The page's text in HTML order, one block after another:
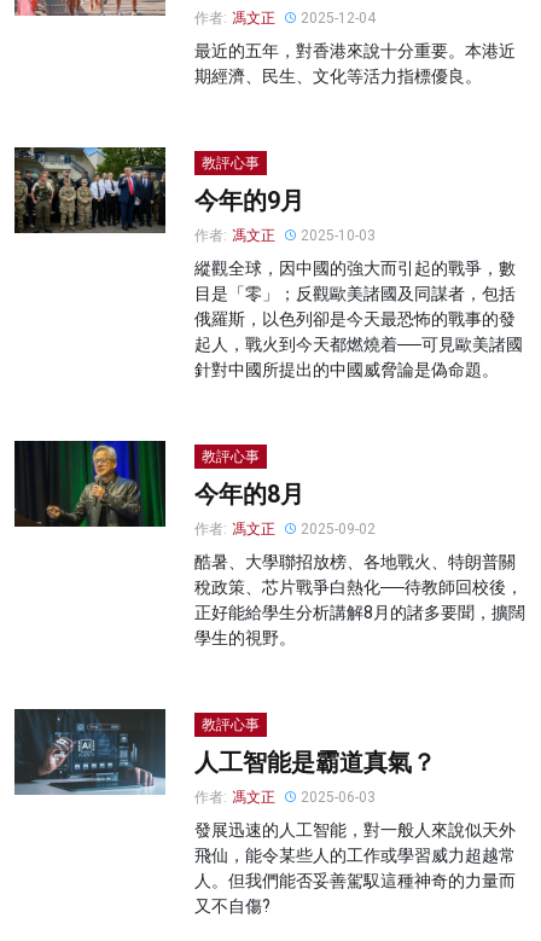
作者: 馮文正 2025-12-04
最近的五年，對香港來說十分重要。本港近
期經濟、民生、文化等活力指標優良。
教評心事
今年的9月
作者: 馮文正 2025-10-03
縱觀全球，因中國的強大而引起的戰爭，數
目是「零」；反觀歐美諸國及同謀者，包括
俄羅斯，以色列卻是今天最恐怖的戰事的發
起人，戰火到今天都燃燒着──可見歐美諸國
針對中國所提出的中國威脅論是偽命題。
教評心事
今年的8月
作者: 馮文正 2025-09-02
酷暑、大學聯招放榜、各地戰火、特朗普關
稅政策、芯片戰爭白熱化──待教師回校後，
正好能給學生分析講解8月的諸多要聞，擴闊
學生的視野。
教評心事
人工智能是霸道真氣？
作者: 馮文正 2025-06-03
發展迅速的人工智能，對一般人來說似天外
飛仙，能令某些人的工作或學習威力超越常
人。但我們能否妥善駕馭這種神奇的力量而
又不自傷?